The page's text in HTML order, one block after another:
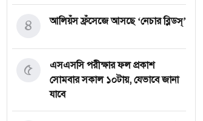
আলিয়ঁস ফ্রঁসেজে আসছে ‘নেচার ব্লিডস্’
৪
এসএসসি পরীক্ষার ফল প্রকাশ
সোমবার সকাল ১০টায়, যেভাবে জানা
যাবে
৫